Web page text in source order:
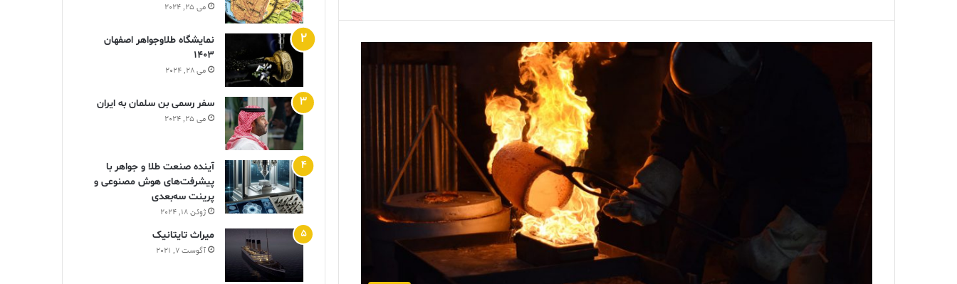
می 25, 2024
نمایشگاه طلاوجواهر اصفهان
1403
می 28, 2024
سفر رسمی بن سلمان به ایران
می 25, 2024
آینده صنعت طلا و جواهر با
پیشرفت‌های هوش مصنوعی و
پرینت سه‌بعدی
ژوئن 18, 2024
ميراث تايتانيک
آگوست 7, 2021